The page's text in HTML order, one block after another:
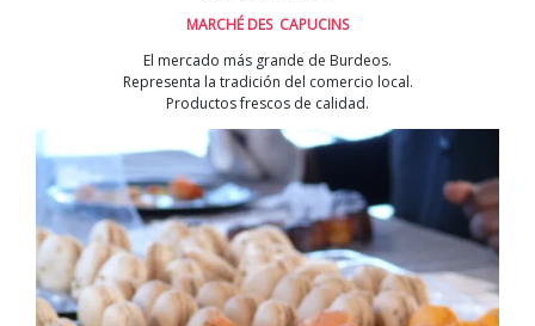
MARCHÉ DES CAPUCINS
El mercado más grande de Burdeos.
Representa la tradición del comercio local.
Productos frescos de calidad.